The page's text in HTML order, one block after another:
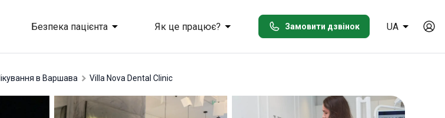
Безпека пацієнта Як це працює? Замовити дзвінок UA
лікування в Варшава Villa Nova Dental Clinic